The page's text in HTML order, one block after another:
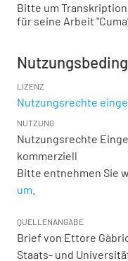
Bitte um
für seine Arbeit
LIZENZ
Nutzungsrechte
NUTZUNG
Nutzungsrechte
kommerziell
Bitte entnehmen Sie
um
QUELLENANGABE
Brief von Ettore
Staats- und